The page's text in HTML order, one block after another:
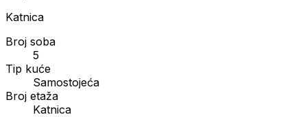
Katnica
Broj soba
5
Tip kuće
Samostojeća
Broj etaža
Katnica